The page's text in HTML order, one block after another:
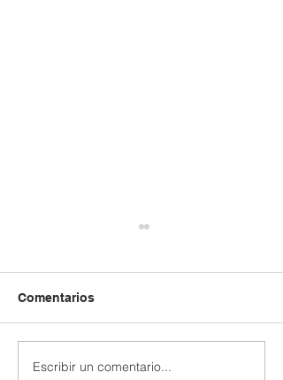
Extraescolar patinaje y
Comentarios
Escribir un comentario...